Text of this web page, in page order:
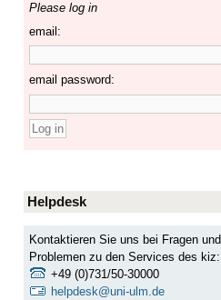
Please log in
email:
email password:
Helpdesk
Kontaktieren Sie uns bei Fragen und
Problemen zu den Services des kiz:
+49 (0)731/50-30000
helpdesk@uni-ulm.de